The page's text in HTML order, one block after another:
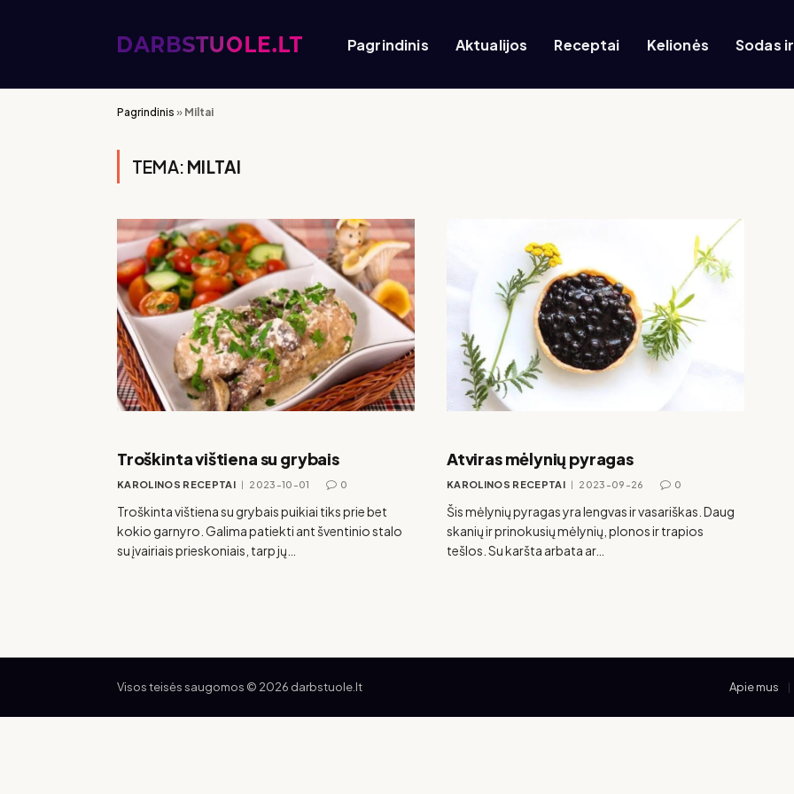
Pagrindinis Aktualijos Receptai Kelionės Sodas
Pagrindinis » Miltai
TEMA: MILTAI
Troškinta vištiena su grybais
KAROLINOS RECEPTAI 2023-10-01 0
Troškinta vištiena su grybais puikiai tiks prie bet
kokio garnyro. Galima patiekti ant šventinio stalo
su įvairiais prieskoniais, tarp jų…
Atviras mėlynių pyragas
KAROLINOS RECEPTAI 2023-09-26 0
Šis mėlynių pyragas yra lengvas ir vasariškas. Daug
skanių ir prinokusių mėlynių, plonos ir trapios
tešlos. Su karšta arbata ar…
Visos teisės saugomos © 2026 darbstuole.lt Apie mus